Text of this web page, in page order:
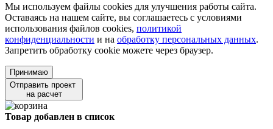
Мы используем файлы cookies для улучшения работы сайта.
Оставаясь на нашем сайте, вы соглашаетесь с условиями
использования файлов cookies, политикой
конфиденциальности и на обработку персональных данных.
Запретить обработку cookie можете через браузер.
Принимаю
Отправить проект
на расчет
Товар добавлен в список